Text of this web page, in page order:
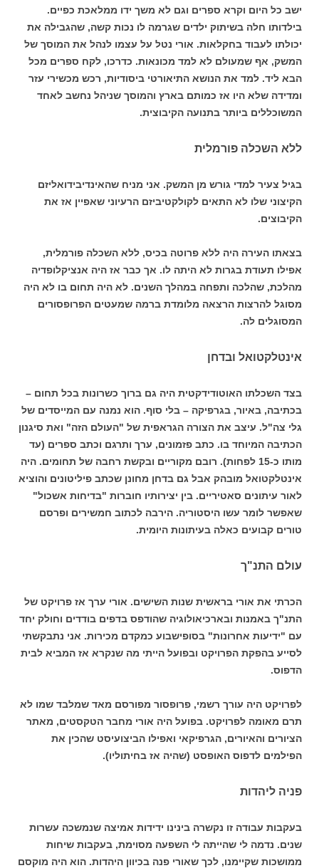
ישב כל היום וקרא ספרים וגם לא משך ידו ממלאכת כפיים.
בילדותו חלה בשיתוק ילדים שגרמה לו נכות קשה, שהגבילה את
יכולתו לעבוד בחקלאות. אורי נטל על עצמו לנהל את המוסך של
המשק, אף שמעולם לא למד מכונאות. כדרכו, לקח ספרים מכל
הבא ליד. למד את הנושא התיאורטי ביסודיות, רכש מכשירי עזר
ומדידה שלא היו אז כמותם בארץ והמוסך שניהל נחשב לאחד
המשוכללים ביותר בתנועה הקיבוצית.
ללא השכלה פורמלית
בגיל צעיר למדי גורש מן המשק. אני מניח שהאינדיבידואליזם
הקיצוני שלו לא התאים לקולקטיביזם הרעיוני שאפיין אז את
הקיבוצים.
בצאתו העירה היה ללא פרוטה בכיס, ללא השכלה פורמלית,
אפילו תעודת בגרות לא היתה לו. אך כבר אז היה אנציקלופדיה
מהלכת, שהלכה ותפחה במהלך השנים. לא היה תחום בו לא היה
מסוגל להרצות הרצאה מלומדת ברמה שמעטים הפרופסורים
המסוגלים לה.
אינטלקטואל ובדחן
בצד השכלתו האוטודידקטית היה גם ברוך כשרונות בכל תחום –
בכתיבה, באיור, בגרפיקה – בלי סוף. הוא נמנה עם המייסדים של
גלי צה"ל. עיצב את הצורה הגראפית של "העולם הזה" ואת סיגנון
הכתיבה המיוחד בו. כתב פזמונים, ערך ותרגם וכתב ספרים (עד
מותו כ-15 לפחות). רובם מקוריים ובקשת רחבה של תחומים. היה
אינטלקטואל מובהק אבל גם בדחן מחונן שכתב פיליטונים והוציא
לאור עיתונים סאטיריים. בין יצירותיו חוברות "בדיחות אשכול"
שאפשר לומר עשו היסטוריה. הירבה לכתוב חמשירים ופרסם
טורים קבועים כאלה בעיתונות היומית.
עולם התנ"ך
הכרתי את אורי בראשית שנות השישים. אורי ערך אז פרויקט של
התנ"ך באמנות ובארכיאולוגיה שהודפס בדפים בודדים וחולק יחד
עם "ידיעות אחרונות" בסופישבוע כמקדם מכירות. אני נתבקשתי
לסייע בהפקת הפרויקט ובפועל הייתי מה שנקרא אז המביא לבית
הדפוס.
לפרויקט היה עורך רשמי, פרופסור מפורסם מאד שמלבד שמו לא
תרם מאומה לפרויקט. בפועל היה אורי מחבר הטקסטים, מאתר
הציורים והאיורים, הגרפיקאי ואפילו הביצועיסט שהכין את
הפילמים לדפוס האופסט (שהיה אז בחיתוליו).
פניה ליהדות
בעקבות עבודה זו נקשרה בינינו ידידות אמיצה שנמשכה עשרות
שנים. נדמה לי שהייתה לי השפעה מסוימת, בעקבות שיחות
ממושכות שקיימנו, לכך שאורי פנה בכיוון היהדות. הוא היה מוקסם